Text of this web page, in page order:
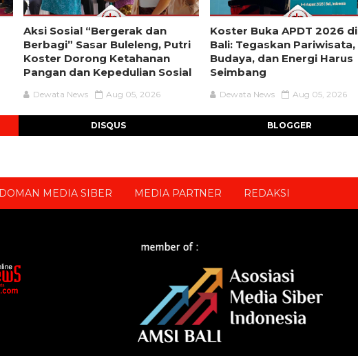
Aksi Sosial “Bergerak dan
Berbagi” Sasar Buleleng, Putri
Koster Dorong Ketahanan
Pangan dan Kepedulian Sosial
Dewata News Aug 05, 2026
Koster Buka APDT 2026 di
Bali: Tegaskan Pariwisata,
Budaya, dan Energi Harus
Seimbang
Dewata News Aug 05, 2026
DISQUS BLOGGER
MEDIA SIBER MEDIA PARTNER REDAKSI